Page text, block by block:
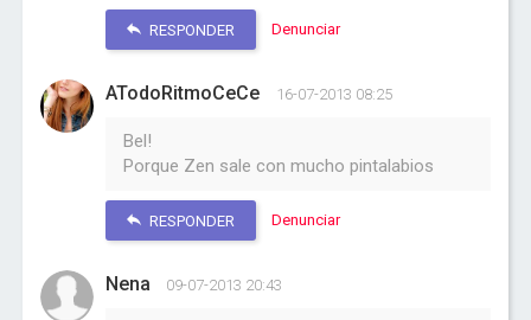
RESPONDER Denunciar
ATodoRitmoCeCe 16-07-2013 08:25
Bel!
Porque Zen sale con mucho pintalabios
RESPONDER Denunciar
Nena 09-07-2013 20:43